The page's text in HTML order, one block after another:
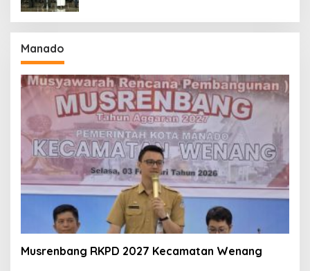
Manado
Musrenbang RKPD 2027 Kecamatan Wenang